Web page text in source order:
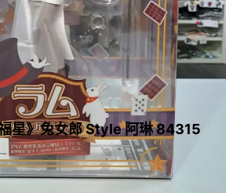
星》兔女郎 Style 阿琳 84315